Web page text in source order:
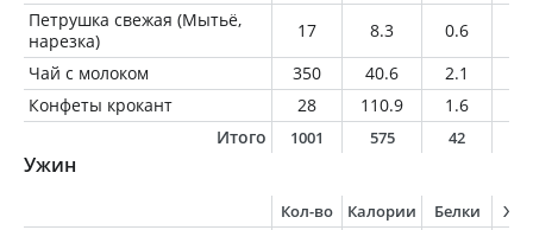
Петрушка свежая (Мытьё,
нарезка)
17 8.3 0.6
Чай с молоком
350 40.6 2.1
Конфеты крокант
28 110.9 1.6
Итого
1001 575 42
Ужин
Кол-во Калории Белки